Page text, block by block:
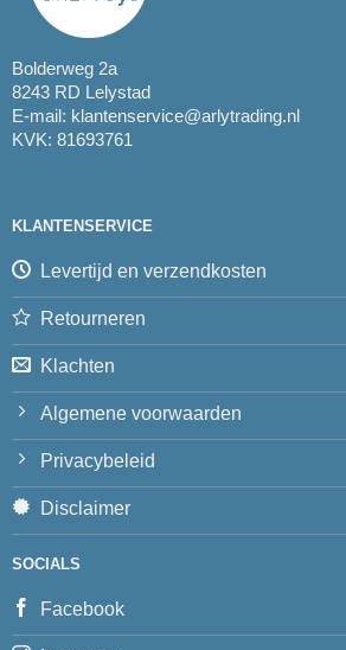
Bolderweg 2a
8243 RD Lelystad
E-mail: klantenservice@arlytrading.nl
KVK: 81693761
KLANTENSERVICE
Levertijd en verzendkosten
Retourneren
Klachten
Algemene voorwaarden
Privacybeleid
Disclaimer
SOCIALS
Facebook